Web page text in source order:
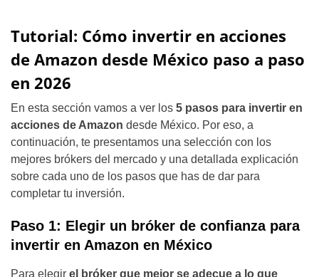
Tutorial: Cómo invertir en acciones
de Amazon desde México paso a paso
en 2026
En esta sección vamos a ver los 5 pasos para invertir en
acciones de Amazon desde México. Por eso, a
continuación, te presentamos una selección con los
mejores brókers del mercado y una detallada explicación
sobre cada uno de los pasos que has de dar para
completar tu inversión.
Paso 1: Elegir un bróker de confianza para
invertir en Amazon en México
Para elegir el bróker que mejor se adecue a lo que